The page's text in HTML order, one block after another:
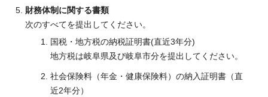
財務体制に関する書類
次のすべてを提出してください。
国税・地方税の納税証明書(直近3年分)
地方税は岐阜県及び岐阜市分を提出してください。
社会保険料（年金・健康保険料）の納入証明書（直
近2年分）